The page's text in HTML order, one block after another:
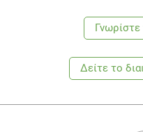
Storm, D., R. Eslin, et al.
prevents seasonal bone
randomized placebo-
83(11): 3817-25.
Δείτε το